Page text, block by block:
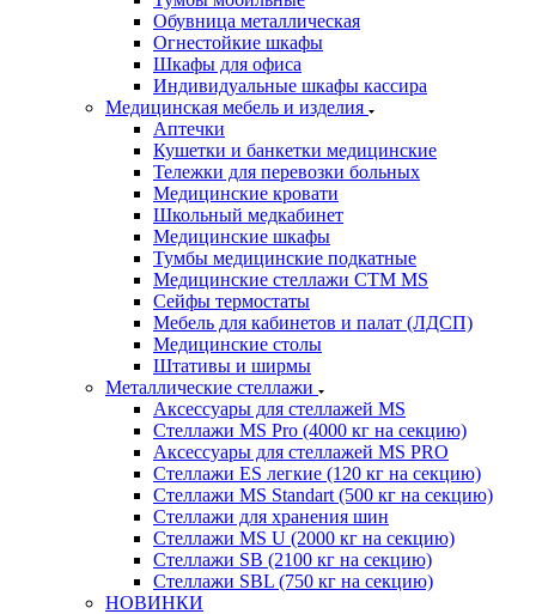
Обувница металлическая
Огнестойкие шкафы
Шкафы для офиса
Индивидуальные шкафы кассира
Медицинская мебель и изделия
Аптечки
Кушетки и банкетки медицинские
Тележки для перевозки больных
Медицинские кровати
Школьный медкабинет
Медицинские шкафы
Тумбы медицинские подкатные
Медицинские стеллажи CTM MS
Сейфы термостаты
Мебель для кабинетов и палат (ЛДСП)
Медицинские столы
Штативы и ширмы
Металлические стеллажи
Аксессуары для стеллажей MS
Стеллажи MS Pro (4000 кг на секцию)
Аксессуары для стеллажей MS PRO
Стеллажи ES легкие (120 кг на секцию)
Стеллажи MS Standart (500 кг на секцию)
Стеллажи для хранения шин
Стеллажи MS U (2000 кг на секцию)
Стеллажи SB (2100 кг на секцию)
Стеллажи SBL (750 кг на секцию)
НОВИНКИ